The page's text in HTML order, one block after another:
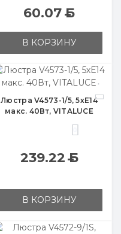
60.07Б
В КОРЗИНУ
Люстра V4573-1/5, 5хЕ14
макс. 40Вт, VITALUCE
239.22Б
В КОРЗИНУ